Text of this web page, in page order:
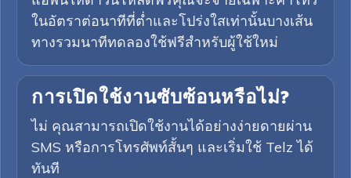
ในอัตราต่อนาทีที่ต่ำและโปร่งใสเท่านั้นบางเส้น
ทางรวมนาทีทดลองใช้ฟรีสำหรับผู้ใช้ใหม่
การเปิดใช้งานซับซ้อนหรือไม่?
ไม่ คุณสามารถเปิดใช้งานได้อย่างง่ายดายผ่าน
SMS หรือการโทรศัพท์สั้นๆ และเริ่มใช้ Telz ได้
ทันที